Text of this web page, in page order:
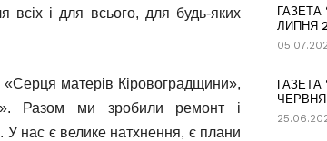
всіх і для всього, для будь-яких
«Серця матерів Кіровоградщини»,
Разом ми зробили ремонт і
нас є велике натхнення, є плани
ЛИПНЯ